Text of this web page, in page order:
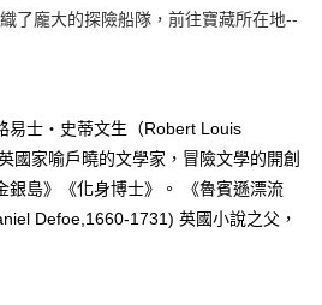
以上)免運費
以上)免運費
了龐大的探險船隊，前往寶藏所在地--
易士‧史蒂文生（Robert Louis
國家喻戶曉的文學家，冒險文學的開創
銀島》《化身博士》。 《魯賓遜漂流
Defoe,1660-1731) 英國小說之父，